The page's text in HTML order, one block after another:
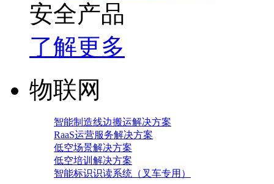
安全产品
了解更多
物联网
智能制造线边搬运解决方案
RaaS运营服务解决方案
低空场景解决方案
低空培训解决方案
智能标识识读系统（叉车专用）